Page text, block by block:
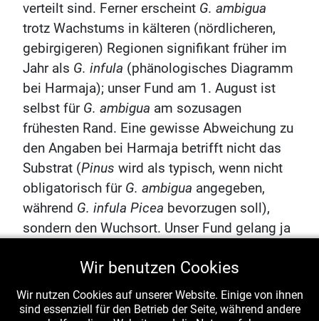
verteilt sind. Ferner erscheint G. ambigua
trotz Wachstums in kälteren (nördlicheren,
gebirgigeren) Regionen signifikant früher im
Jahr als G. infula (phänologisches Diagramm
bei Harmaja); unser Fund am 1. August ist
selbst fürG. ambigua am sozusagen
frühesten Rand. Eine gewisse Abweichung zu
den Angaben bei Harmaja betrifft nicht das
Substrat (Pinus wird als typisch, wenn nicht
obligatorisch für G. ambigua angegeben,
während G. infula Picea bevorzugen soll),
sondern den Wuchsort. Unser Fund gelang ja
untypisch zu sein scheint (Harmaja:
fast ausschließlich auf nackter sandiger
Erde!), währendG. infula(wie bei uns)
Wir benutzen Cookies
Wir nutzen Cookies auf unserer Website. Einige von ihnen
sind essenziell für den Betrieb der Seite, während andere